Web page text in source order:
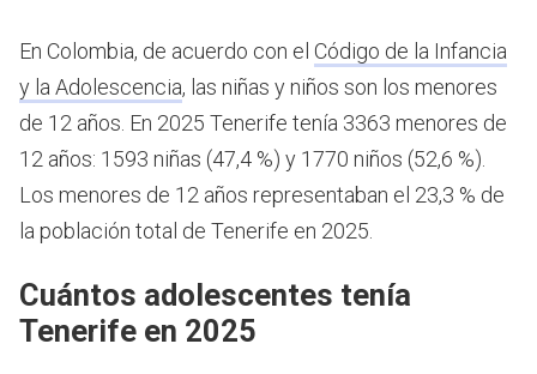
En Colombia, de acuerdo con el Código de la Infancia
y la Adolescencia, las niñas y niños son los menores
de 12 años. En 2025 Tenerife tenía 3363 menores de
12 años: 1593 niñas (47,4 %) y 1770 niños (52,6 %).
Los menores de 12 años representaban el 23,3 % de
la población total de Tenerife en 2025.
Cuántos adolescentes tenía
Tenerife en 2025